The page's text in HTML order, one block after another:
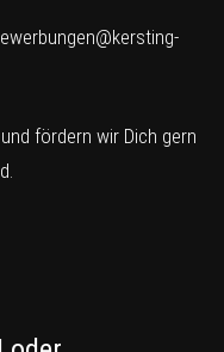
fördern wir Dich gern